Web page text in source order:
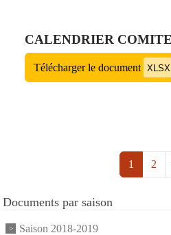
CALENDRIER
Télécharger le document XLSX
1 2
Documents par saison
Saison 2018-2019